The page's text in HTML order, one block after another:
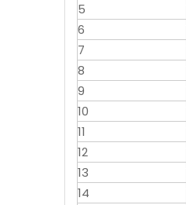
5
6
7
8
9
10
11
12
13
14